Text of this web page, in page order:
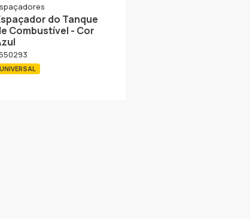
do Tanque
Combustível - Cor
UNIVERSAL